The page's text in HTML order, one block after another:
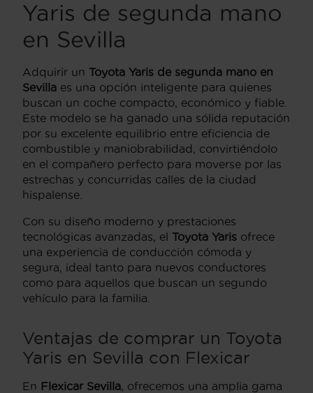
Yaris de segunda mano
en Sevilla
Adquirir un Toyota Yaris de segunda mano en
Sevilla es una opción inteligente para quienes
buscan un coche compacto, económico y fiable.
Este modelo se ha ganado una sólida reputación
por su excelente equilibrio entre eficiencia de
combustible y maniobrabilidad, convirtiéndolo
en el compañero perfecto para moverse por las
estrechas y concurridas calles de la ciudad
hispalense.
Con su diseño moderno y prestaciones
tecnológicas avanzadas, el Toyota Yaris ofrece
una experiencia de conducción cómoda y
segura, ideal tanto para nuevos conductores
como para aquellos que buscan un segundo
vehículo para la familia.
Ventajas de comprar un Toyota
Yaris en Sevilla con Flexicar
En Flexicar Sevilla, ofrecemos una amplia gama